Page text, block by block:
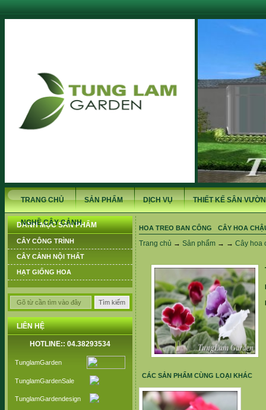
TRANG CHỦ SẢN PHẨM DỊCH VỤ THIẾT KẾ SÂN VƯỜN
NGHỀ CÂY CẢNH
DANH MỤC SẢN PHẨM
CÂY CÔNG TRÌNH
CÂY CẢNH NỘI THẤT
HẠT GIỐNG HOA
LIÊN HỆ
HOTLINE:: 04.38293534
TunglamGarden
TunglamGardenSale
TunglamGardendesign
HOA TREO BAN CÔNG CÂY HOA
Trang chủ → Sản phẩm → → Cây hoa
CÁC SẢN PHẨM CÙNG LOẠI KHÁC